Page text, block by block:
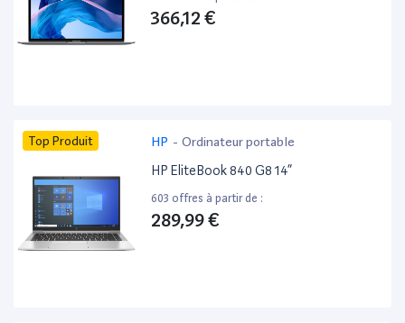
366,12 €
Top Produit HP - Ordinateur portable
HP EliteBook 840 G8 14”
603 offres à partir de :
289,99 €